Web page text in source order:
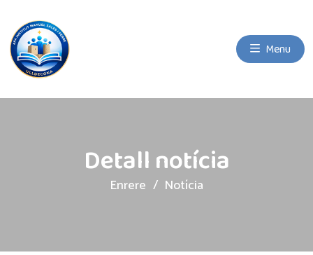
Menu
Detall notícia
Enrere Notícia